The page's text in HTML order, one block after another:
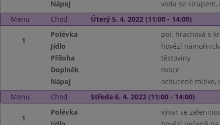
Nápoj
voda se
Menu
Chod Úterý 5. 4. 2022 (11:00 - 14:00)
1
Polévka
pol. hrachová s
Jídlo
hovězí
Příloha
těstoviny
Doplněk
ovoce
Nápoj
ochucené mléko,
Menu
Chod Středa 6. 4. 2022 (11:00 - 14:00)
1
Polévka
vývar se